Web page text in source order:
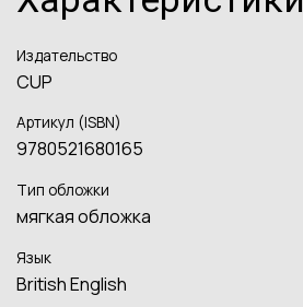
Издательство
CUP
Артикул (ISBN)
9780521680165
Тип обложки
мягкая обложка
Язык
British English